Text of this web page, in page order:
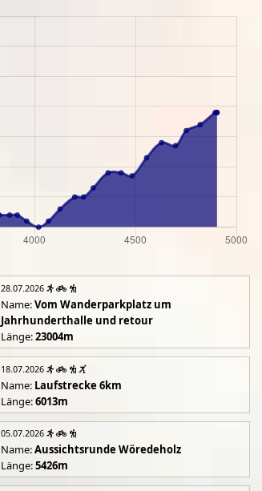
28.07.2026
Name:Vom Wanderparkplatz um
Jahrhunderthalle und retour
Länge:23004m
18.07.2026
Name: Laufstrecke 6km
Länge:6013m
05.07.2026
Name:Aussichtsrunde Wöredeholz
Länge:5426m